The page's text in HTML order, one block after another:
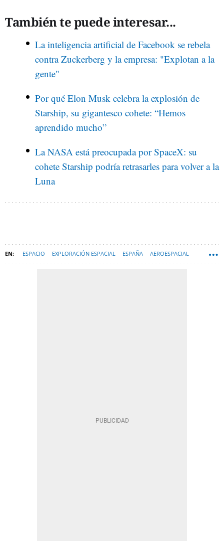
También te puede interesar...
La inteligencia artificial de Facebook se rebela
contra Zuckerberg y la empresa: "Explotan a la
gente"
Por qué Elon Musk celebra la explosión de
Starship, su gigantesco cohete: “Hemos
aprendido mucho”
La NASA está preocupada por SpaceX: su
cohete Starship podría retrasarles para volver a la
Luna
ESPACIO EXPLORACIÓN ESPACIAL ESPAÑA AEROESPACIAL